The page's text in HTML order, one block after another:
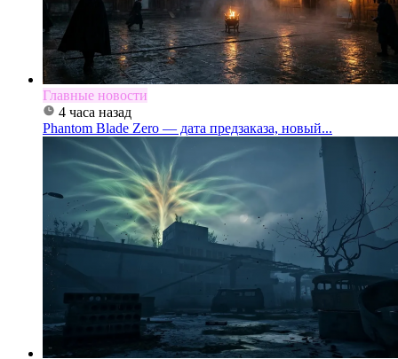
Главные новости
4 часа назад
Phantom Blade Zero — дата предзаказа, новый...